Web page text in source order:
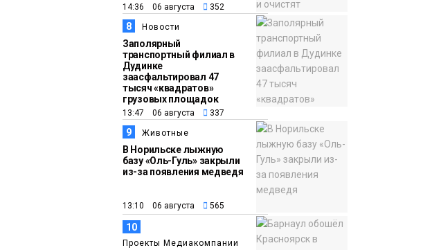
14:36 06 августа 352
8 Новости
Заполярный
транспортный филиал в
Дудинке
заасфальтировал 47
тысяч «квадратов»
грузовых площадок
13:47 06 августа 337
9 Животные
В Норильске лыжную
базу «Оль-Гуль» закрыли
из-за появления медведя
13:10 06 августа 565
10
Проекты Медиакомпании